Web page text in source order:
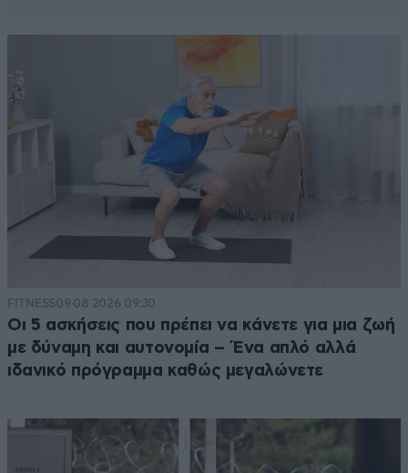
FITNESS09·08·2026 09:30
Οι 5 ασκήσεις που πρέπει να κάνετε για μια ζωή
με δύναμη και αυτονομία – Ένα απλό αλλά
ιδανικό πρόγραμμα καθώς μεγαλώνετε